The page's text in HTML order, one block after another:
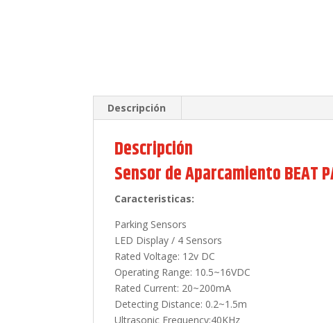
Descripción
Descripción
Sensor de Aparcamiento BEAT
Caracteristicas:
Parking Sensors
LED Display / 4 Sensors
Rated Voltage: 12v DC
Operating Range: 10.5~16VDC
Rated Current: 20~200mA
Detecting Distance: 0.2~1.5m
Ultrasonic Frequency:40KHz